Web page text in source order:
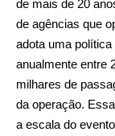
de mais de 20
de agências que
adota uma
anualmente entre
milhares de
da operação.
a escala do